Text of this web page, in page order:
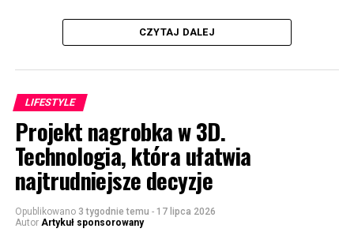
CZYTAJ DALEJ
LIFESTYLE
Projekt nagrobka w 3D.
Technologia, która ułatwia
najtrudniejsze decyzje
Opublikowano 3 tygodnie temu - 17 lipca 2026
Autor Artykuł sponsorowany